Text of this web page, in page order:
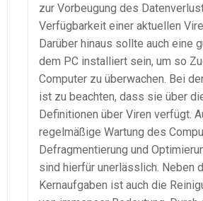
zur Vorbeugung des
Verfügbarkeit einer aktuellen
Darüber hinaus sollte auch eine
dem PC installiert sein, um so
Computer zu überwachen. Bei
ist zu beachten, dass sie über
Definitionen über Viren verfügt.
regelmäßige Wartung des
Defragmentierung und
sind hierfür unerlässlich. Neben
Kernaufgaben ist auch die